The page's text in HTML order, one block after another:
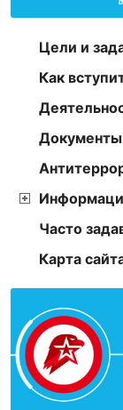
Цели и
Как
Документы
Часто
Карта